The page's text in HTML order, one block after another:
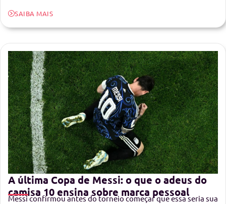
SAIBA MAIS
A última Copa de Messi: o que o adeus do
camisa 10 ensina sobre marca pessoal
Messi confirmou antes do torneio começar que essa seria sua